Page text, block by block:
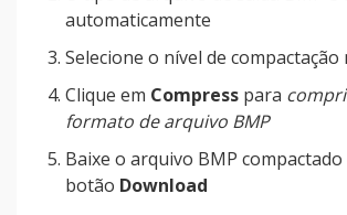
automaticamente
Selecione o nível de compactação
Clique em Compress para
formato de arquivo BMP
Baixe o arquivo BMP
botão Download